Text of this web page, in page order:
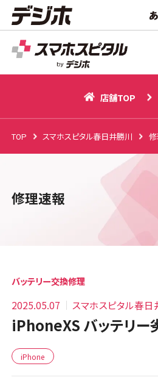
店舗TOP
TOP スマホスピタル春日井勝川
修理速報
バッテリー交換修理
2025.05.07 スマホスピタル春日
iPhoneXS バッテリー
iPhone